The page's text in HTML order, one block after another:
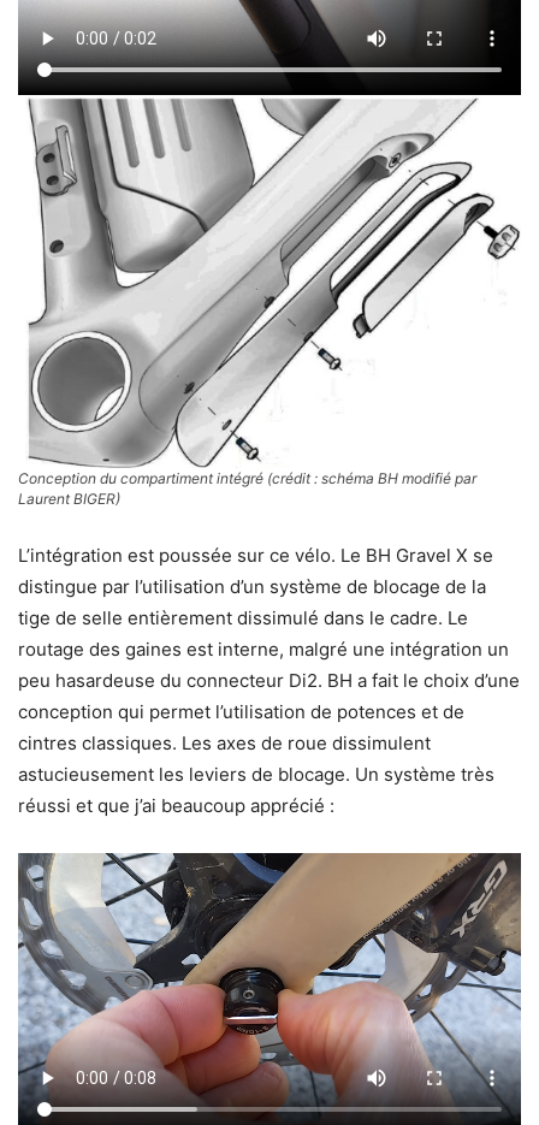
Conception du compartiment intégré (crédit : schéma BH modifié par
Laurent BIGER)
L’intégration est poussée sur ce vélo. Le BH Gravel X se
distingue par l’utilisation d’un système de blocage de la
tige de selle entièrement dissimulé dans le cadre. Le
routage des gaines est interne, malgré une intégration un
peu hasardeuse du connecteur Di2. BH a fait le choix d’une
conception qui permet l’utilisation de potences et de
cintres classiques. Les axes de roue dissimulent
astucieusement les leviers de blocage. Un système très
réussi et que j’ai beaucoup apprécié :